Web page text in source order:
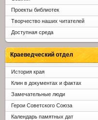
Проекты библиотек
Творчество наших читателей
Доступная среда
Краеведческий отдел
История края
Клин в документах и фактах
Замечательные люди
Герои Советского Союза
Календарь памятных дат